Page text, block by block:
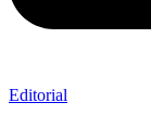
Editorial